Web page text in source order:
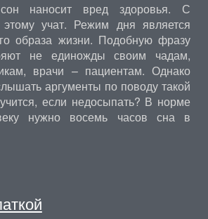
сон наносит вред здоровья. С
этому учат. Режим дня является
образа жизни. Подобную фразу
не единожды своим чадам,
врачи – пациентам. Однако
аргументы по поводу такой
если недосыпать? В норме
нужно восемь часов сна в